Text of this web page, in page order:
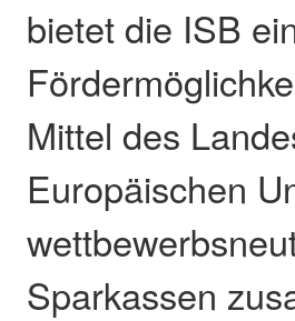
bietet die ISB
Mittel des
Europäischen
Sparkassen